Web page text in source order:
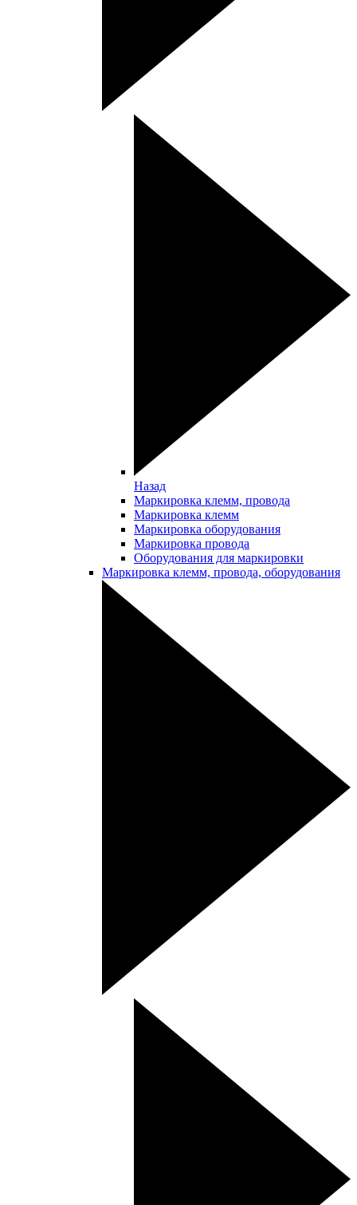
Назад
Маркировка клемм, провода
Маркировка клемм
Маркировка оборудования
Маркировка провода
Оборудования для маркировки
Маркировка клемм, провода, оборудования